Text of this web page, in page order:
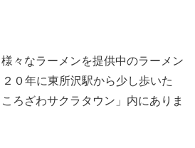
々なラーメンを提供中のラーメン
０年に東所沢駅から少し歩いた
ろざわサクラタウン」内にありま